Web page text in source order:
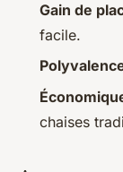
Gain de
facile.
chaises